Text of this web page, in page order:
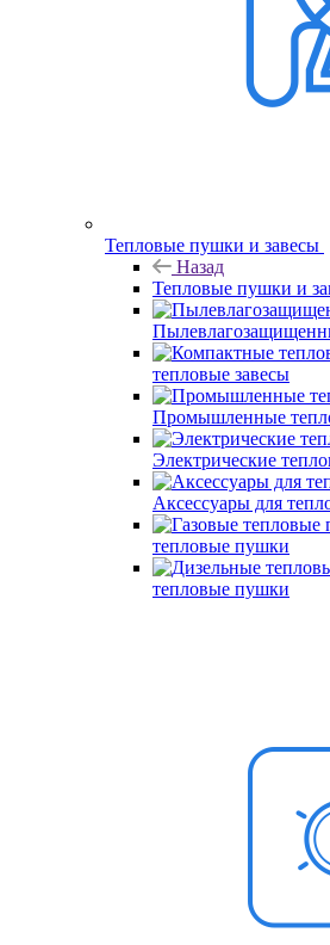
Тепловые пушки и завесы
Назад
Тепловые пушки и
тепловые завесы
Промышленные
Электрические
Аксессуары для
тепловые пушки
тепловые пушки